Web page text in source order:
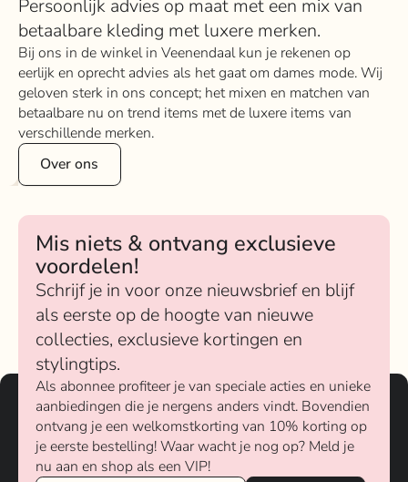
Persoonlijk advies op maat met een mix van
betaalbare kleding met luxere merken.
Bij ons in de winkel in Veenendaal kun je rekenen op
eerlijk en oprecht advies als het gaat om dames mode. Wij
geloven sterk in ons concept; het mixen en matchen van
betaalbare nu on trend items met de luxere items van
verschillende merken.
Over ons
Mis niets & ontvang exclusieve
voordelen!
Schrijf je in voor onze nieuwsbrief en blijf
als eerste op de hoogte van nieuwe
collecties, exclusieve kortingen en
stylingtips.
Als abonnee profiteer je van speciale acties en unieke
aanbiedingen die je nergens anders vindt. Bovendien
ontvang je een welkomstkorting van 10% korting op
je eerste bestelling! Waar wacht je nog op? Meld je
nu aan en shop als een VIP!